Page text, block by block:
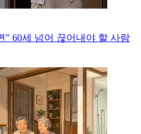
" 60세 넘어 끊어내야 할 사람